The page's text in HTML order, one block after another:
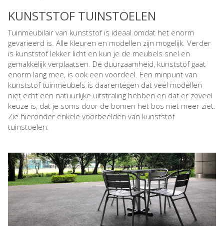
KUNSTSTOF TUINSTOELEN
Tuinmeubilair van kunststof is ideaal omdat het enorm
gevarieerd is. Alle kleuren en modellen zijn mogelijk. Verder
is kunststof lekker licht en kun je de meubels snel en
gemakkelijk verplaatsen. De duurzaamheid, kunststof gaat
enorm lang mee, is ook een voordeel. Een minpunt van
kunststof tuinmeubels is daarentegen dat veel modellen
niet echt een natuurlijke uitstraling hebben en dat er zoveel
keuze is, dat je soms door de bomen het bos niet meer ziet.
Zie hieronder enkele voorbeelden van kunststof
tuinstoelen.